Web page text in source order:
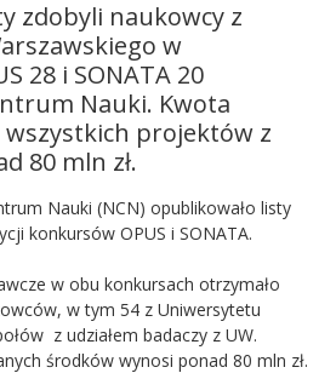
zdobyli naukowcy z
w
28 i SONATA 20
Nauki. Kwota
projektów z
80 mln zł.
Nauki (NCN) opublikowało listy
konkursów OPUS i SONATA.
w obu konkursach otrzymało
w tym 54 z Uniwersytetu
z udziałem badaczy z UW.
środków wynosi ponad 80 mln zł.